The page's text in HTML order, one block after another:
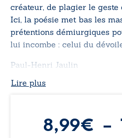
créateur, de plagier le
Ici, la poésie met bas les
prétentions démiurgiques
lui incombe : celui du
Paul-Henri Jaulin
Lire plus
8,99€ –